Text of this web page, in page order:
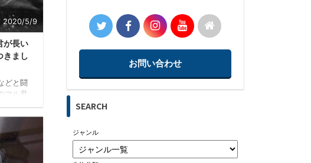
2020/5/9
が長い
きまし
どと闘
マル君
育者と
省も込
ま
った多
うござ
お問い合わせ
SEARCH
ジャンル